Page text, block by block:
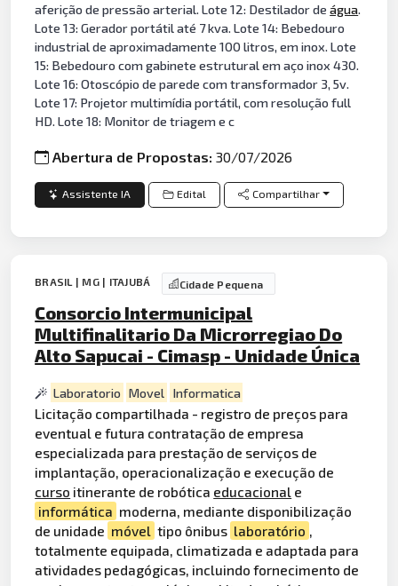
aferição de pressão arterial. Lote 12: Destilador deágua.
Lote 13: Gerador portátil até 7 kva. Lote 14: Bebedouro
industrial de aproximadamente 100 litros, em inox. Lote
15: Bebedouro com gabinete estrutural em aço inox 430.
Lote 16: Otoscópio de parede com transformador 3, 5v.
Lote 17: Projetor multimídia portátil, com resolução full
HD. Lote 18: Monitor de triagem e c
Abertura de Propostas:30/07/2026
Assistente IA Edital Compartilhar
BRASIL | MG | ITAJUBÁ Cidade Pequena
Consorcio Intermunicipal
Multifinalitario Da Microrregiao Do
Alto Sapucai - Cimasp - Unidade Única
Laboratorio Movel Informatica
Licitação compartilhada - registro de preços para
eventual e futura contratação de empresa
especializada para prestação de serviços de
implantação, operacionalização e execução de
curso itinerante de robótica educacional e
informática moderna, mediante disponibilização
de unidade móvel tipo ônibus laboratório ,
totalmente equipada, climatizada e adaptada para
atividades pedagógicas, incluindo fornecimento de